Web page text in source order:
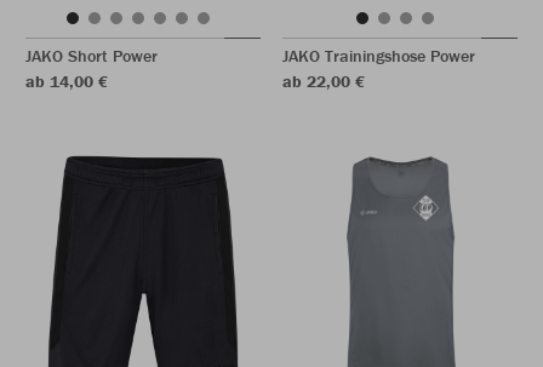
JAKO Short Power
ab 14,00 €
JAKO Trainingshose Power
ab 22,00 €